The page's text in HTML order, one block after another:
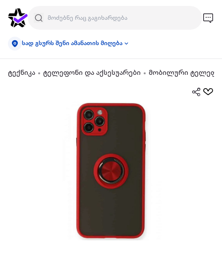
სად გსურს შენი ამანათის მიღება
ტექნიკა ტელეფონი და აქსესუარები მობილური